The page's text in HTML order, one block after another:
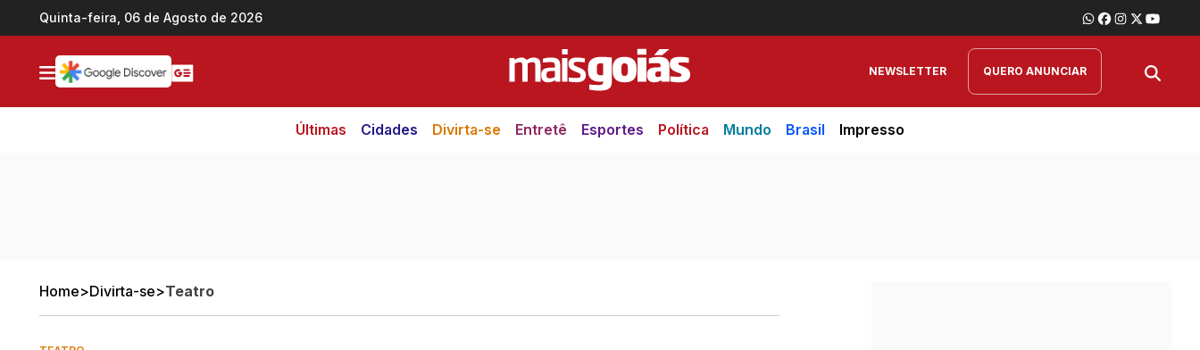
Ir direto pro conteúdo
Quinta-feira, 06 de Agosto de 2026
NEWSLETTER QUERO ANUNCIAR
Últimas Cidades Divirta-se Entretê Esportes Política Mundo Brasil Impresso
Home>Divirta-se>Teatro